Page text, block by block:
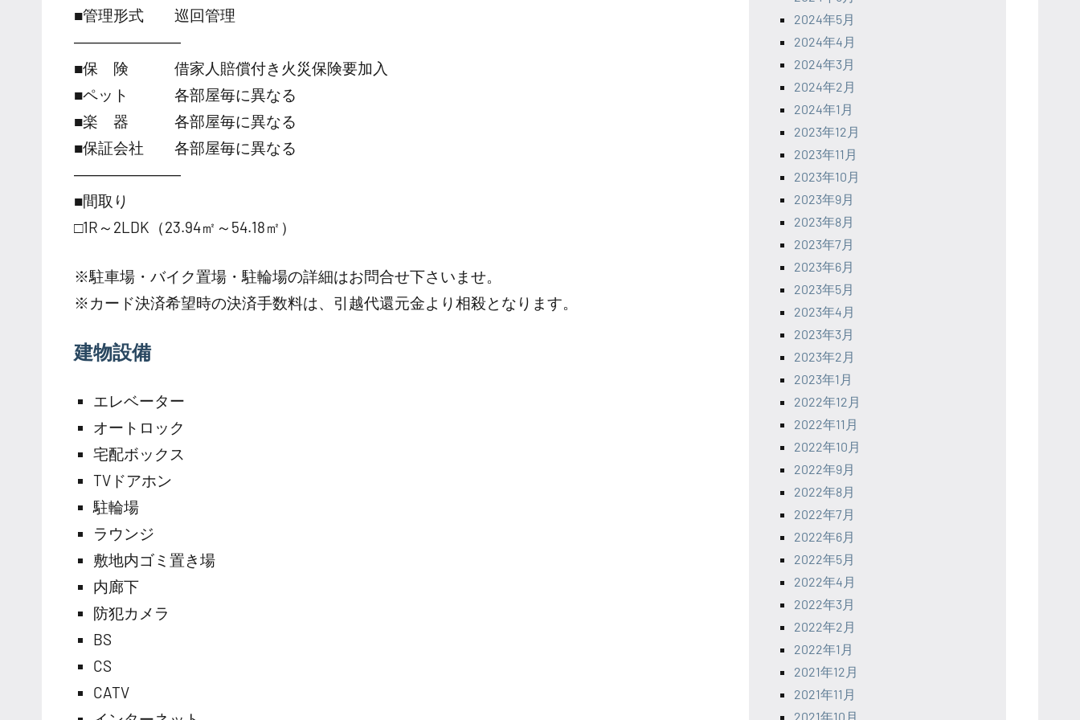
■管理形式 巡回管理
―――――――
■保 険 借家人賠償付き火災保険要加入
■ペット 各部屋毎に異なる
■楽 器 各部屋毎に異なる
■保証会社 各部屋毎に異なる
―――――――
■間取り
□1R～2LDK（23.94㎡～54.18㎡）
※駐車場・バイク置場・駐輪場の詳細はお問合せ下さいませ。
※カード決済希望時の決済手数料は、引越代還元金より相殺となります。
建物設備
エレベーター
オートロック
宅配ボックス
TVドアホン
駐輪場
ラウンジ
敷地内ゴミ置き場
内廊下
防犯カメラ
BS
CS
CATV
2024年5月
2024年4月
2024年3月
2024年2月
2024年1月
2023年12月
2023年11月
2023年10月
2023年9月
2023年8月
2023年7月
2023年6月
2023年5月
2023年4月
2023年3月
2023年2月
2023年1月
2022年12月
2022年11月
2022年10月
2022年9月
2022年8月
2022年7月
2022年6月
2022年5月
2022年4月
2022年3月
2022年2月
2022年1月
2021年12月
2021年11月
2021年10月